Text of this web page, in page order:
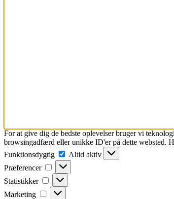
For at give dig de bedste oplevelser bruger vi
browsingadfærd eller unikke ID'er på dette websted.
Funktionsdygtig
Funktionsdygtig
Altid aktiv
Præferencer
Præferencer
Statistikker Statistikker
Marketing Marketing